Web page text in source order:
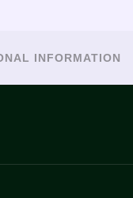
INFORMATION